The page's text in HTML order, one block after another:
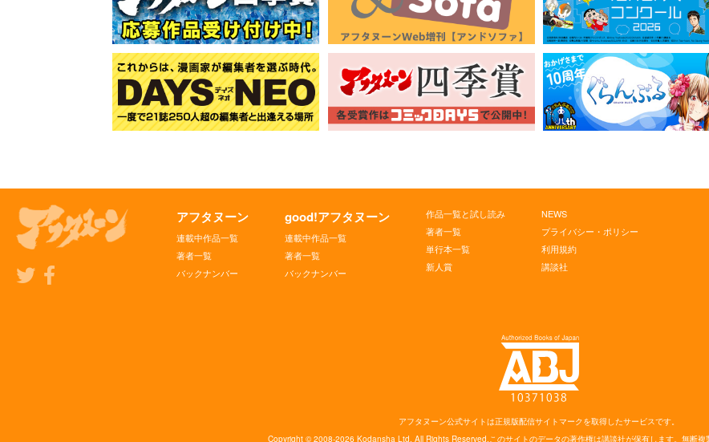
アフタヌーン
連載中作品一覧
著者一覧
バックナンバー
good!アフタヌーン
連載中作品一覧
著者一覧
バックナンバー
作品一覧と試し読み
著者一覧
単行本一覧
新人賞
NEWS
プライバシー・ポリシー
利用規約
講談社
アフタヌーン公式サイトは正規版配信サイトマークを取得したサービスです。
Copyright © 2008-2026 Kodansha Ltd. All Rights Reserved.このサイトのデータの著作権は講談社が保有します。 無断複